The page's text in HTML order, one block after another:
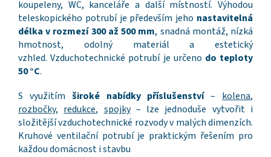
koupeleny, WC, kanceláře a další místností. Výhodou
teleskopického potrubí je především jeho nastavitelná
délka v rozmezí 300 až 500 mm, snadná montáž, nízká
hmotnost, odolný materiál a estetický
vzhled. Vzduchotechnické potrubí je určeno do teploty
50 °C.
S využitím široké nabídky příslušenství– kolena,
rozbočky, redukce, spojky– lze jednoduše vytvořit i
složitější vzduchotechnické rozvody v malých dimenzích.
Kruhové ventilační potrubí je praktickým řešením pro
každou domácnost i stavbu